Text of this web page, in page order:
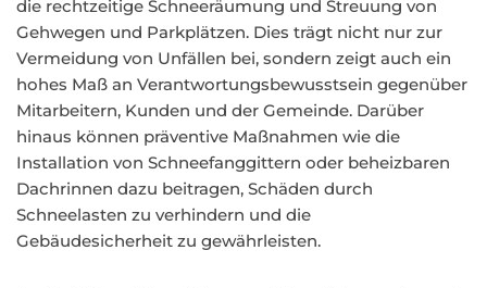
die rechtzeitige Schneeräumung und Streuung von
Gehwegen und Parkplätzen. Dies trägt nicht nur zur
Vermeidung von Unfällen bei, sondern zeigt auch ein
hohes Maß an Verantwortungsbewusstsein gegenüber
Mitarbeitern, Kunden und der Gemeinde. Darüber
hinaus können präventive Maßnahmen wie die
Installation von Schneefanggittern oder beheizbaren
Dachrinnen dazu beitragen, Schäden durch
Schneelasten zu verhindern und die
Gebäudesicherheit zu gewährleisten.